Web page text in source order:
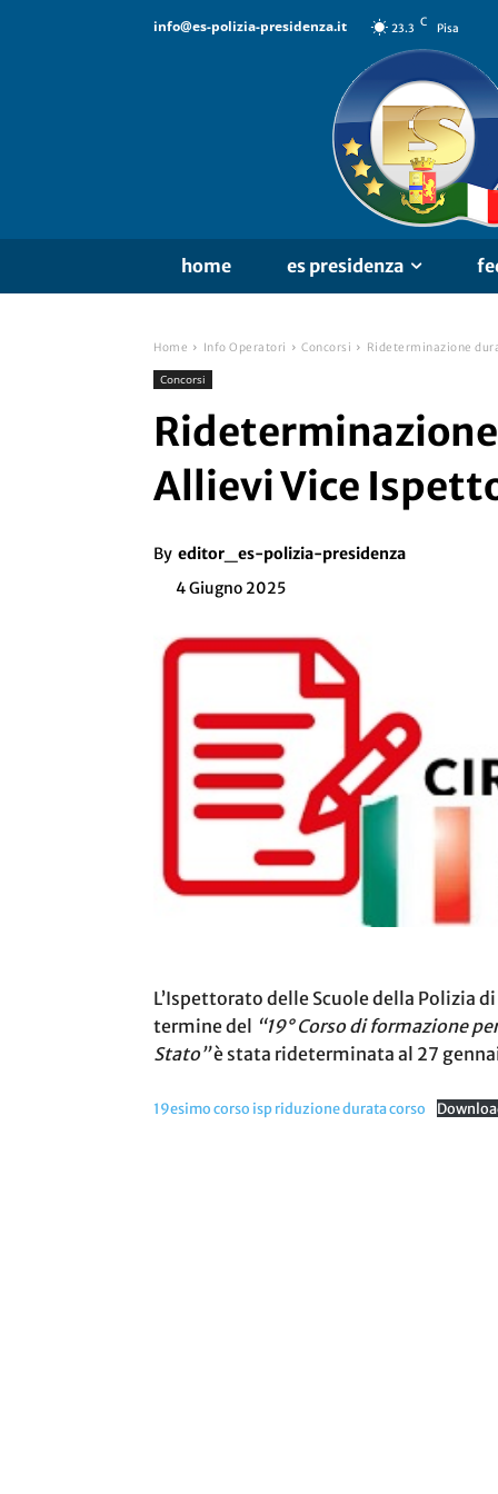
info@es-polizia-presidenza.it 23.3 C Pisa
home es presidenza
Home Info Operatori Concorsi Rideterminazione
Concorsi
Allievi Vice
By editor_es-polizia-presidenza
4 Giugno 2025
L’Ispettorato delle Scuole della Polizia
termine del “19° Corso di formazione
Stato”è stata rideterminata al 27
19esimo corso isp riduzione durata corso